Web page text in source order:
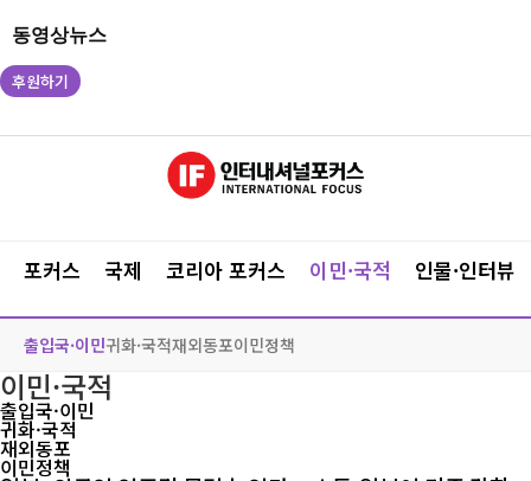
동영상뉴스
후원하기
포커스 국제 코리아 포커스 이민·국적 인물·인터뷰
출입국·이민귀화·국적재외동포이민정책
이민·국적
출입국·이민
귀화·국적
재외동포
이민정책